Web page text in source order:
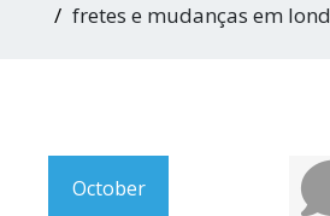
fretes e mudanças em
October